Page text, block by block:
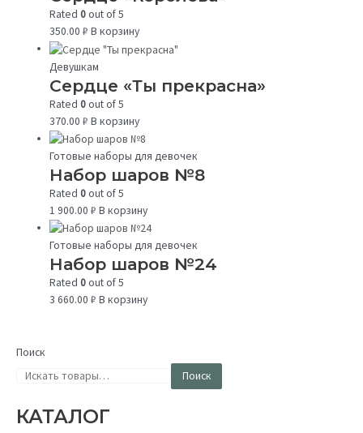
Поиск
Поиск
КАТАЛОГ
Rated0out of 5
350.00₽ В корзину
Девушкам
Сердце «Ты прекрасна»
Rated0out of 5
370.00₽ В корзину
Готовые наборы для девочек
Набор шаров №8
Rated0out of 5
1 900.00₽ В корзину
Готовые наборы для девочек
Набор шаров №24
Rated0out of 5
3 660.00₽ В корзину